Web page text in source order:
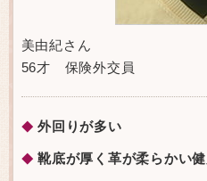
美由紀さん
56才 保険外交員
◆ 外回りが多い
◆ 靴底が厚く革が柔らかい